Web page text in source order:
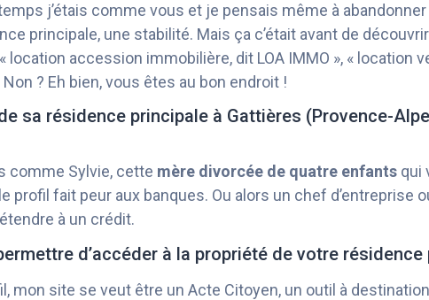
j’étais comme vous et je pensais même à
principale, une stabilité. Mais ça c’était avant de
location accession immobilière, dit LOA IMMO », «
? Eh bien, vous êtes au bon endroit !
sa résidence principale à Gattières (Provence-
comme Sylvie, cette mère divorcée de quatre enfants qui
profil fait peur aux banques. Ou alors un chef d’entreprise
à un crédit.
d’accéder à la propriété de votre
mon site se veut être un Acte Citoyen, un outil à